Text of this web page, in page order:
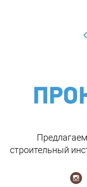
строительный